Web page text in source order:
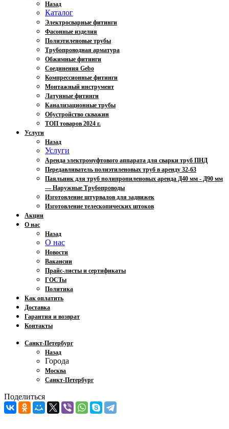
Назад
Каталог
Электросварные фитинги
Фасонные изделия
Полиэтиленовые трубы
Трубопроводная арматура
Обжимные фитинги
Соединения Gebo
Компрессионные фитинги
Монтажный инструмент
Латунные фитинги
Канализационные трубы
Обустройство скважин
ТОП товаров 2024 г.
Услуги
Назад
Услуги
Аренда электромуфтового аппарата для сварки труб ПНД
Передавливатель полиэтиленовых труб в аренду 32-63
Паяльник для труб полипропиленовых аренда Д40 мм - Д90 мм
— Наружные Трубопроводы
Изготовление штурвалов для задвижек
Изготовление телескопических штоков
Акции
О нас
Назад
О нас
Новости
Вакансии
Прайс-листы и сертификаты
ГОСТы
Политика
Как оплатить
Доставка
Гарантия и возврат
Контакты
Санкт-Петербург
Назад
Города
Москва
Санкт-Петербург
Поделиться